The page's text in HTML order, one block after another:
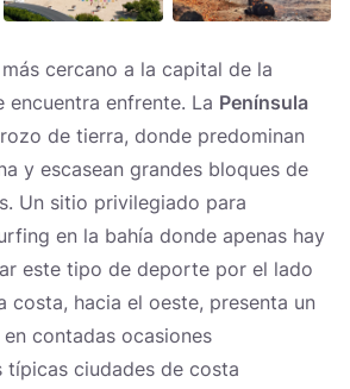
cercano a la capital de la
encuentra enfrente. La Península
de tierra, donde predominan
y escasean grandes bloques de
Un sitio privilegiado para
en la bahía donde apenas hay
este tipo de deporte por el lado
costa, hacia el oeste, presenta un
contadas ocasiones
típicas ciudades de costa